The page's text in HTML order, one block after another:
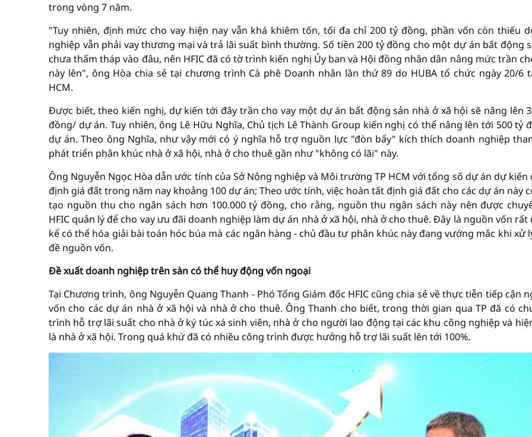
trong vòng 7 năm.
"Tuy nhiên, định mức cho vay hiện nay vẫn khá khiêm tốn, tối đa chỉ 200 tỷ đồng, phần vốn còn thiếu
nghiệp vẫn phải vay thương mại và trả lãi suất bình thường. Số tiền 200 tỷ đồng cho một dự án bất động
chưa thấm tháp vào đâu, nên HFIC đã có tờ trình kiến nghị Ủy ban và Hội đồng nhân dân nâng mức trần
này lên", ông Hòa chia sẻ tại chương trình Cà phê Doanh nhân lần thứ 89 do HUBA tổ chức ngày 20/6
HCM.
Được biết, theo kiến nghị, dự kiến tới đây trần cho vay một dự án bất động sản nhà ở xã hội sẽ nâng lên
đồng/ dự án. Tuy nhiên, ông Lê Hữu Nghĩa, Chủ tịch Lê Thành Group kiến nghị có thể nâng lên tới 500 tỷ
dự án. Theo ông Nghĩa, như vậy mới có ý nghĩa hỗ trợ nguồn lực "đòn bẩy" kích thích doanh nghiệp
phát triển phân khúc nhà ở xã hội, nhà ở cho thuê gần như "không có lãi" này.
Ông Nguyễn Ngọc Hòa dẫn ước tính của Sở Nông nghiệp và Môi trường TP HCM với tổng số dự án dự kiến
định giá đất trong năm nay khoảng 100 dự án; Theo ước tính, việc hoàn tất định giá đất cho các dự án này
tạo nguồn thu cho ngân sách hơn 100.000 tỷ đồng, cho rằng, nguồn thu ngân sách này nên được
HFIC quản lý để cho vay ưu đãi doanh nghiệp làm dự án nhà ở xã hội, nhà ở cho thuê. Đây là nguồn vốn rất
kể có thể hóa giải bài toán hóc búa mà các ngân hàng - chủ đầu tư phân khúc này đang vướng mắc khi xử
đề nguồn vốn.
Đề xuất doanh nghiệp trên sàn có thể huy động vốn ngoại
Tại Chương trình, ông Nguyễn Quang Thanh - Phó Tổng Giám đốc HFIC cũng chia sẻ về thực tiễn tiếp cận
vốn cho các dự án nhà ở xã hội và nhà ở cho thuê. Ông Thanh cho biết, trong thời gian qua TP đã có
trình hỗ trợ lãi suất cho nhà ở ký túc xá sinh viên, nhà ở cho người lao động tại các khu công nghiệp và
là nhà ở xã hội. Trong quá khứ đã có nhiều công trình được hưởng hỗ trợ lãi suất lên tới 100%.